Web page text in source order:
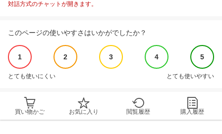
対話方式のチャットが開きます。
このページの使いやすさはいかがでしたか？
1 2 3 4 5
とても使いにくい とても使いやすい
買い物かご お気に入り 閲覧履歴 購入履歴